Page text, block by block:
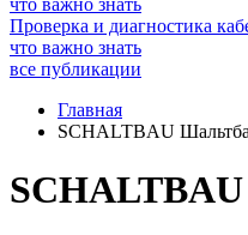
Проверка и диагностика
что важно знать
все публикации
Главная
SCHALTBAU